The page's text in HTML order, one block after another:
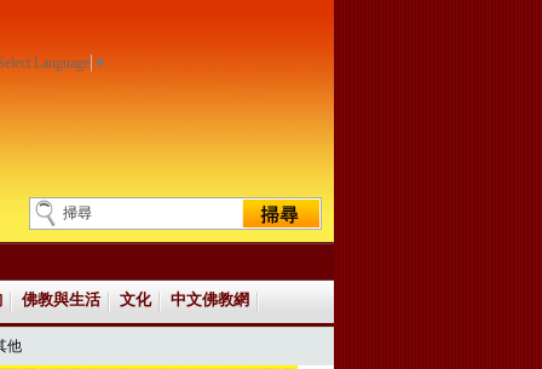
Language ▼
他
佛教與生活 文化 中文佛教網